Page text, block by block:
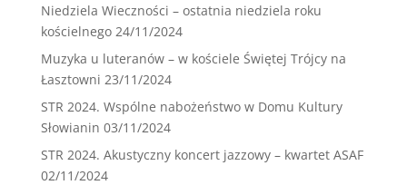
Niedziela Wieczności – ostatnia niedziela roku
kościelnego 24/11/2024
Muzyka u luteranów – w kościele Świętej Trójcy na
Łasztowni 23/11/2024
STR 2024. Wspólne nabożeństwo w Domu Kultury
Słowianin 03/11/2024
STR 2024. Akustyczny koncert jazzowy – kwartet ASAF
02/11/2024